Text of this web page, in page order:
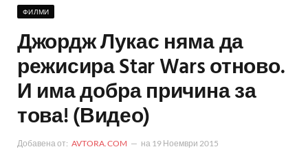
ФИЛМИ
Джордж Лукас няма да
режисира Star Wars отново.
И има добра причина за
това! (Видео)
Добавена от: AVTORA.COM на 19 Ноември 2015